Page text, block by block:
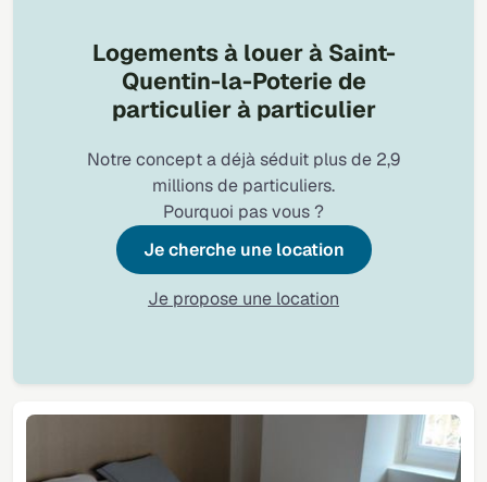
Logements à louer à Saint-
Quentin-la-Poterie de
particulier à particulier
Notre concept a déjà séduit plus de 2,9
millions de particuliers.
Pourquoi pas vous ?
Je cherche une location
Je propose une location